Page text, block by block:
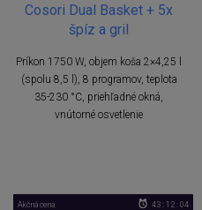
Cosori Dual Basket + 5x
špíz a gril
Príkon 1750 W, objem koša 2×4,25 l
(spolu 8,5 l), 8 programov, teplota
35-230 °C, priehľadné okná,
vnútorné osvetlenie
Akčná cena 43 : 12 : 04